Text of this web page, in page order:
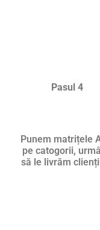
Pasul 4
Punem matrițele
pe catogorii,
să le livrăm